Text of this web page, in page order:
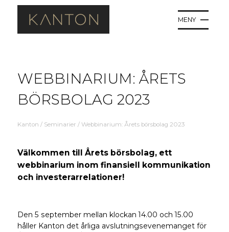
MENY
WEBBINARIUM: ÅRETS
BÖRSBOLAG 2023
Kanton / Seminarier / Webbinarium: Årets börsbolag 2023
Välkommen till Årets börsbolag, ett
webbinarium inom finansiell kommunikation
och investerarrelationer!
Den 5 september mellan klockan 14.00 och 15.00
håller Kanton det årliga avslutningsevenemanget för